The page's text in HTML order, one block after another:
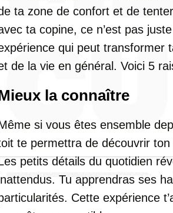
ta zone de confort et de
ta copine, ce n’est pas
qui peut transformer
de la vie en général. Voici 5
la connaître
si vous êtes ensemble
te permettra de découvrir
petits détails du quotidien
Tu apprendras ses
Cette expérience